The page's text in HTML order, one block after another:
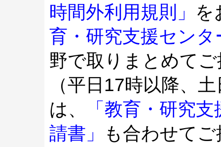
時間外利用規則」 を
育・研究支援セン
野で取りまとめて
（平日17時以降、
は、
「教育・研究
請書」
も合わせて